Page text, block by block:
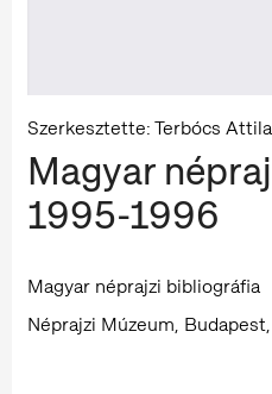
Szerkesztette: Terbócs Attila
Magyar
1995-1996
Magyar néprajzi bibliográfia
Néprajzi Múzeum,